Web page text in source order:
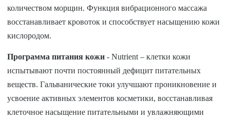
количеством морщин. Функция вибрационного массажа
восстанавливает кровоток и способствует насыщению кожи
кислородом.
Программа питания кожи - Nutrient – клетки кожи
испытывают почти постоянный дефицит питательных
веществ. Гальванические токи улучшают проникновение и
усвоение активных элементов косметики, восстанавливая
клеточное насыщение питательными и увлажняющими